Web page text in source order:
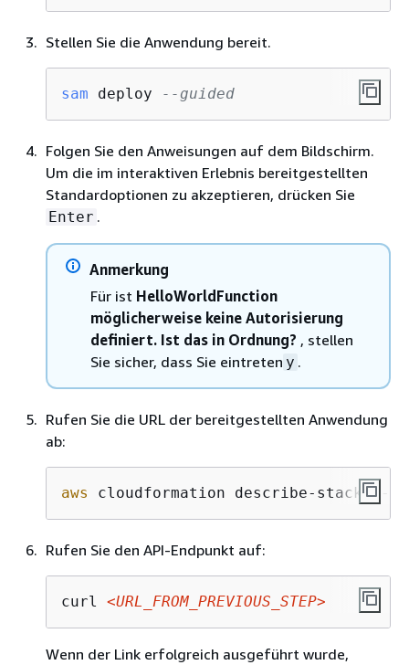
Stellen Sie die Anwendung bereit.
sam deploy --guided
Folgen Sie den Anweisungen auf dem Bildschirm.
Um die im interaktiven Erlebnis bereitgestellten
Standardoptionen zu akzeptieren, drücken Sie
Enter .
Anmerkung
Für ist HelloWorldFunction
möglicherweise keine Autorisierung
definiert. Ist das in Ordnung? , stellen
Sie sicher, dass Sie eintreten y .
Rufen Sie die URL der bereitgestellten Anwendung
ab:
aws cloudformation describe-stacks --
Rufen Sie den API-Endpunkt auf:
curl <URL_FROM_PREVIOUS_STEP>
Wenn der Link erfolgreich ausgeführt wurde,